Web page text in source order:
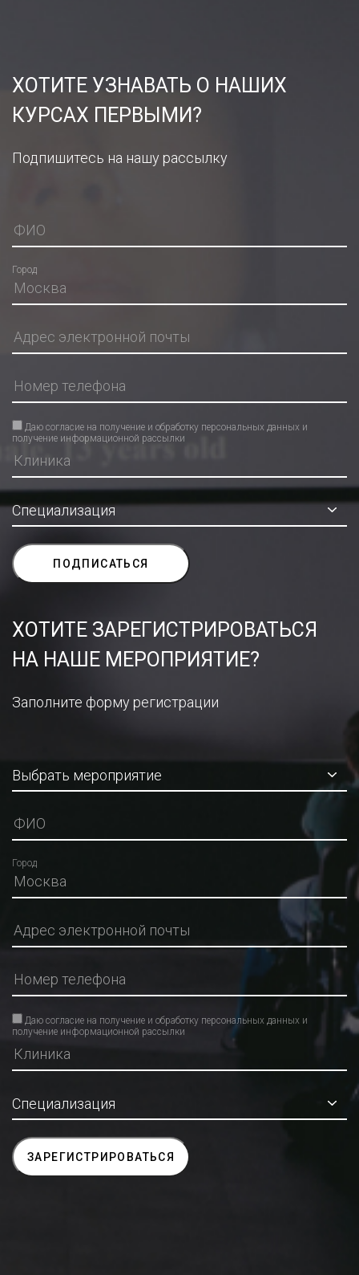
ХОТИТЕ УЗНАВАТЬ О НАШИХ
КУРСАХ ПЕРВЫМИ?
Подпишитесь на нашу рассылку
Город
Даю согласие на получение и обработку персональных данных и
получение информационной рассылки
ХОТИТЕ ЗАРЕГИСТРИРОВАТЬСЯ
НА НАШЕ МЕРОПРИЯТИЕ?
Заполните форму регистрации
Город
Даю согласие на получение и обработку персональных данных и
получение информационной рассылки